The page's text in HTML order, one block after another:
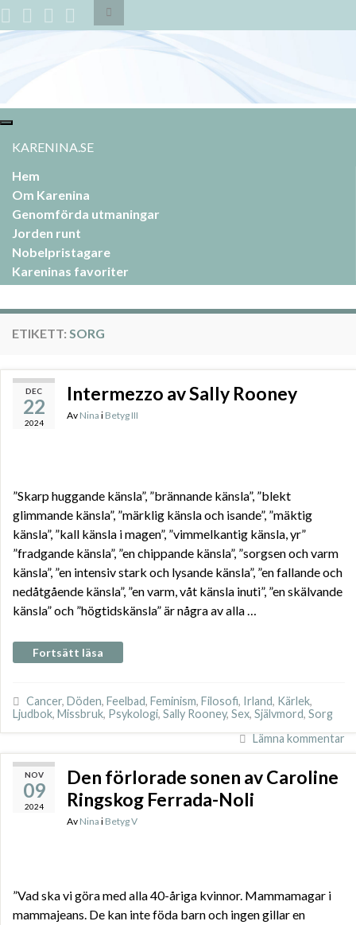
Slå
på/av
sökformulär
Slå
navigering
KARENINA.SE
Hem
Om Karenina
Genomförda utmaningar
Jorden runt
Nobelpristagare
Kareninas favoriter
ETIKETT: SORG
DEC
22
2024
Intermezzo av Sally Rooney
Av Nina i Betyg III
”Skarp huggande känsla”, ”brännande känsla”, ”blekt
glimmande känsla”, ”märklig känsla och isande”, ”mäktig
känsla”, ”kall känsla i magen”, ”vimmelkantig känsla, yr”
”fradgande känsla”, ”en chippande känsla”, ”sorgsen och varm
känsla”, ”en intensiv stark och lysande känsla”, ”en fallande och
nedåtgående känsla”, ”en varm, våt känsla inuti”, ”en skälvande
känsla” och ”högtidskänsla” är några av alla …
Fortsätt läsa
Cancer, Döden, Feelbad, Feminism, Filosofi, Irland, Kärlek,
Ljudbok, Missbruk, Psykologi, Sally Rooney, Sex, Självmord, Sorg
Lämna kommentar
NOV
09
2024
Den förlorade sonen av Caroline
Ringskog Ferrada-Noli
Av Nina i Betyg V
”Vad ska vi göra med alla 40-åriga kvinnor. Mammamagar i
mammajeans. De kan inte föda barn och ingen gillar en